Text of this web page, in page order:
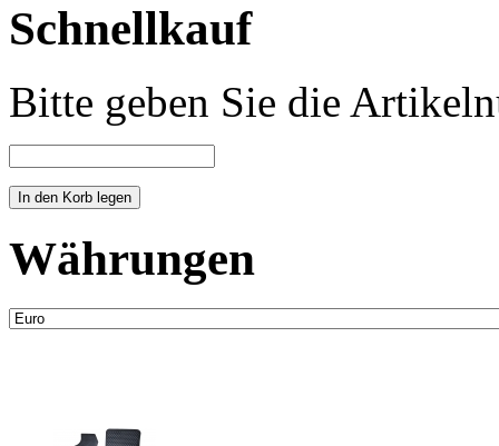
Schnellkauf
Bitte geben Sie die
Währungen